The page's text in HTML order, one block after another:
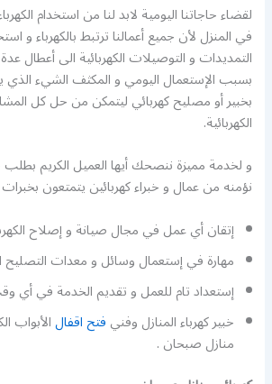
لقضاء حاجاتنا اليومية لابد لنا من استخدام
في المنزل لأن جميع أعمالنا ترتبط بالكهرباء و
التمديدات و التوصيلات الكهربائية الى أعطال
بسبب الإستعمال اليومي و المكثف الشيء الذي
بخبير أو مصليح كهربائي ليتمكن من حل كل
الكهربائية.
و لخدمة مميزة ننصحك أيها العميل الكريم بطلب
نؤمنه من عمال و خبراء كهربائين يتمتعون
إتقان أي عمل في مجال صيانة و إصلاح
مهارة في إستعمال وسائل و معدات التصليح
إستعداد تام للعمل و تقديم الخدمة في أي
خبير كهرباء المنازل وفنيفتح اقفالالأبواب
منازل صبحان .